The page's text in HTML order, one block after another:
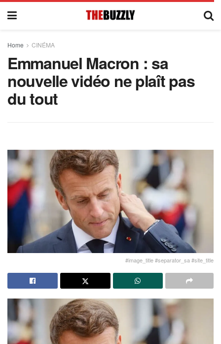
Home CINÉMA
Emmanuel Macron : sa
nouvelle vidéo ne plaît pas
du tout
#image_title #separator_sa #site_title